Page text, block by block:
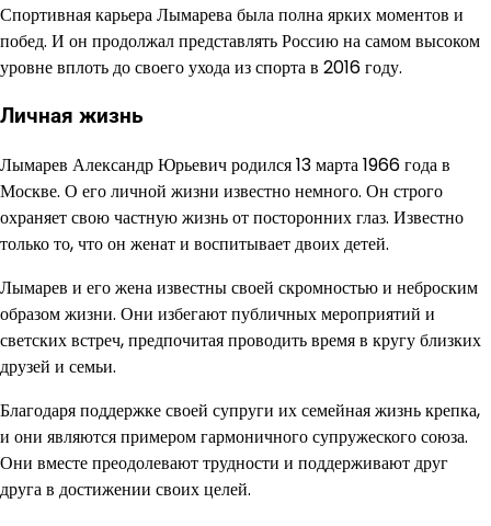
Спортивная карьера Лымарева была полна ярких моментов и
побед. И он продолжал представлять Россию на самом высоком
уровне вплоть до своего ухода из спорта в 2016 году.
Личная жизнь
Лымарев Александр Юрьевич родился 13 марта 1966 года в
Москве. О его личной жизни известно немного. Он строго
охраняет свою частную жизнь от посторонних глаз. Известно
только то, что он женат и воспитывает двоих детей.
Лымарев и его жена известны своей скромностью и неброским
образом жизни. Они избегают публичных мероприятий и
светских встреч, предпочитая проводить время в кругу близких
друзей и семьи.
Благодаря поддержке своей супруги их семейная жизнь крепка,
и они являются примером гармоничного супружеского союза.
Они вместе преодолевают трудности и поддерживают друг
друга в достижении своих целей.